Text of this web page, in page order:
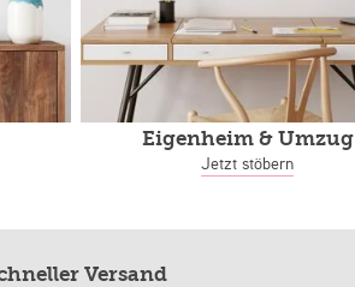
Eigenheim& Umzug
Jetzt stöbern
Versand